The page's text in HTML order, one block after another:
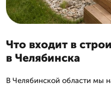
Что входит в
в Челябинска
В Челябинской области мы